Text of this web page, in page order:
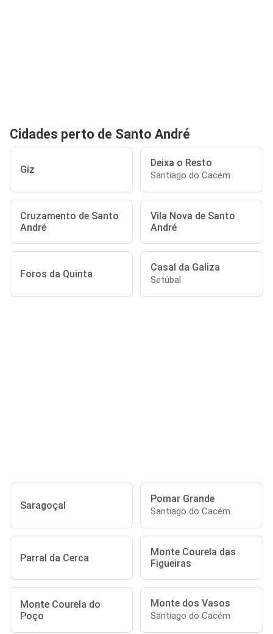
Cidades perto de Santo André
Giz
Deixa o Resto
Santiago do Cacém
Cruzamento de Santo
André
Vila Nova de Santo
André
Foros da Quinta
Casal da Galiza
Setúbal
Saragoçal
Pomar Grande
Santiago do Cacém
Parral da Cerca
Monte Courela das
Figueiras
Monte Courela do
Poço
Monte dos Vasos
Santiago do Cacém